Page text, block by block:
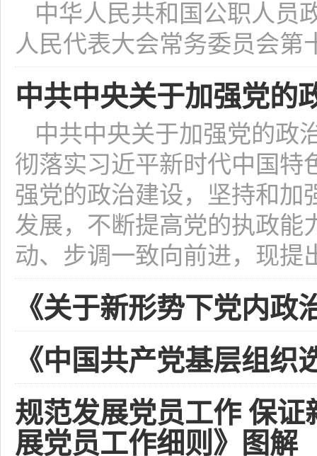
中华人民共和国公职人员
人民代表大会常务委员会第
中共中央关于加强党的
中共中央关于加强党的政
彻落实习近平新时代中国特
强党的政治建设，坚持和加
发展，不断提高党的执政能
动、步调一致向前进，现提
《关于新形势下党内政
《中国共产党基层组织
规范发展党员工作 保
展党员工作细则》图解